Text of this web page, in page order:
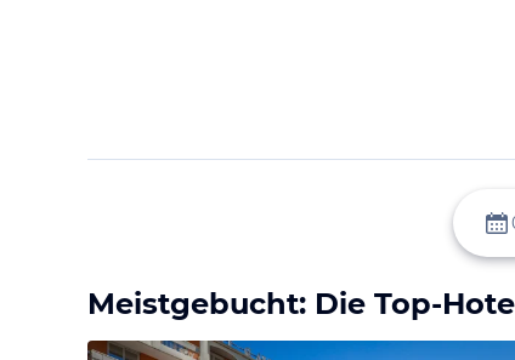
Meistgebucht: Die Top-